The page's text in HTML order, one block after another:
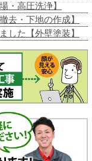
・高圧洗浄】
去・下地の作成】
した【外壁塗装】